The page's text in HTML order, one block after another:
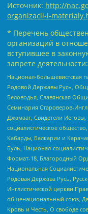
Источник: http://
organizacii-i-
* Перечень
организаций в
вступившее в
запрете деятельности:
Национал-большевистская
Родовой Державы Русь,
Беловодья, Славянская
Семинария Староверов-
Джамаат, Свидетели
социалистическое
Кабарды, Балкарии и
Буль, Национал-
Формат-18, Благородный
Национальная
Родовая Держава Русь,
Инглистической церкви
общенациональный союз,
Кровь и Честь, О свободе